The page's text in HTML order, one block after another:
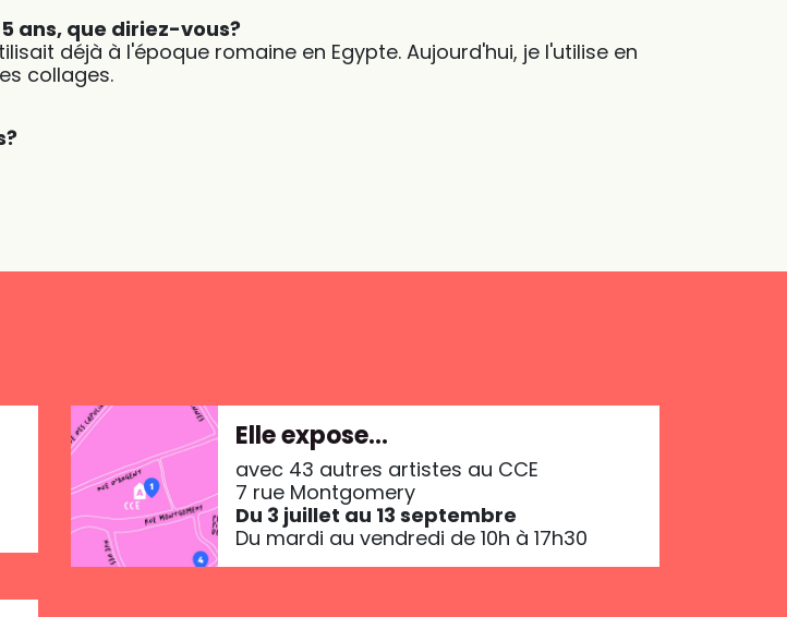
ans, que diriez-vous?
déjà à l'époque romaine en Egypte. Aujourd'hui, je l'utilise en
collages.
Elle expose…
avec 43 autres artistes au CCE
7 rue Montgomery
Du 3 juillet au 13 septembre
Du mardi au vendredi de 10h à 17h30